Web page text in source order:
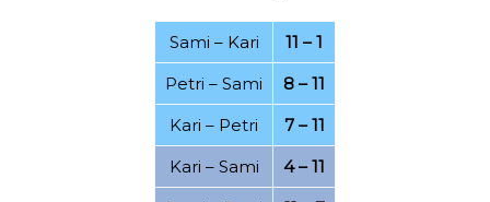
20.07.2022
16.07.2022
07.07.2022
06.07.2022
01.07.2022
20.06.2022
15.06.2022
25.04.2022
Sami – Kari
11 – 1
Petri – Sami
8 – 11
Kari – Petri
7 – 11
Kari – Sami
4 – 11